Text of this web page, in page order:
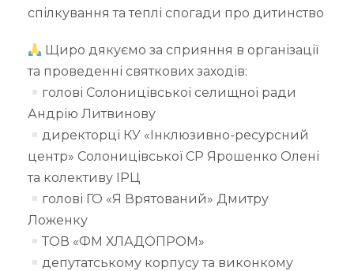
спілкування та теплі спогади про дитинство
Щиро дякуємо за сприяння в організації
та проведенні святкових заходів:
голові Солоницівської селищної ради
Андрію Литвинову
директорці КУ «Інклюзивно-ресурсний
центр» Солоницівської СР Ярошенко Олені
та колективу ІРЦ
голові ГО «Я Врятований» Дмитру
Ложенку
ТОВ «ФМ ХЛАДОПРОМ»
депутатському корпусу та виконкому